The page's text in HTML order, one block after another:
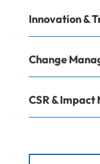
Innovation &
Change
CSR &